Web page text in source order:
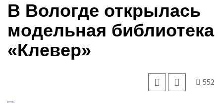
В Вологде открылась
модельная библиотека
«Клевер»
552